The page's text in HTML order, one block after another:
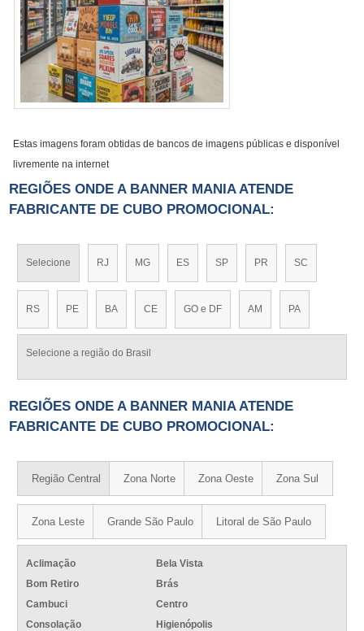
Estas imagens foram obtidas de bancos de imagens públicas e disponível
livremente na internet
REGIÕES ONDE A BANNER MANIA ATENDE
FABRICANTE DE CUBO PROMOCIONAL:
Selecione RJ MG ES SP PR SC
RS PE BA CE GO e DF AM PA
Selecione a região do Brasil
REGIÕES ONDE A BANNER MANIA ATENDE
FABRICANTE DE CUBO PROMOCIONAL:
Região Central Zona Norte Zona Oeste Zona Sul
Zona Leste Grande São Paulo Litoral de São Paulo
Aclimação
Bela Vista
Bom Retiro
Brás
Cambuci
Centro
Consolação
Higienópolis